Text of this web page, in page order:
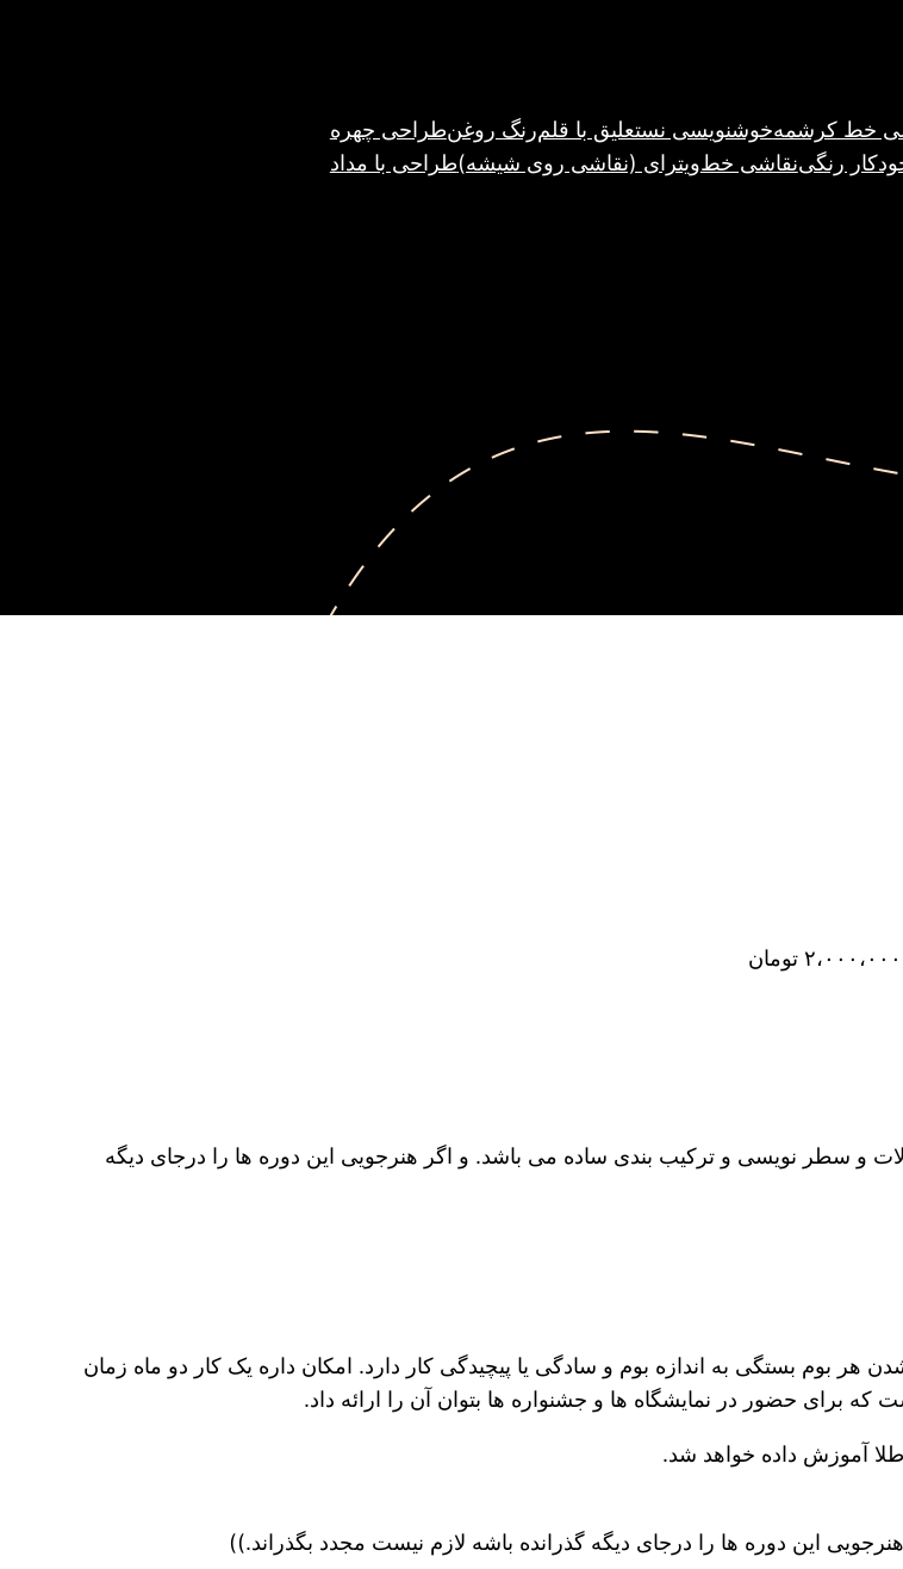
خط کرشمهخوشنویسی نستعلیق با قلمرنگ روغنطراحی چهره
رنگینقاشی خطویترای (نقاشی روی شیشه)طراحی با مداد
و سطر نویسی و ترکیب بندی ساده می باشد. و اگر هنرجویی این دوره ها را درجای دیگه
هر بوم بستگی به اندازه بوم و سادگی یا پیچیدگی کار دارد. امکان داره یک کار دو ماه زمان
که برای حضور در نمایشگاه ها و جشنواره ها بتوان آن را ارائه داد.
آموزش داده خواهد شد.
این دوره ها را درجای دیگه گذرانده باشه لازم نیست مجدد بگذراند.))